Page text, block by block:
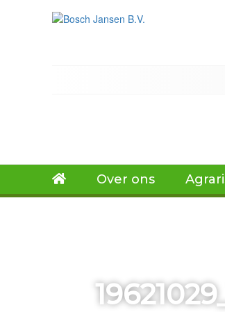
Over ons